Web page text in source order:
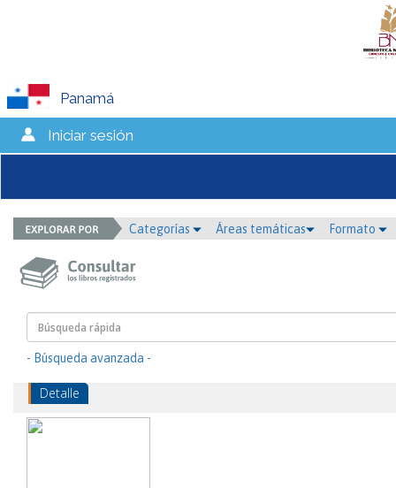
Panamá
Iniciar sesión
Categorías Áreas temáticas Formato
- Búsqueda avanzada -
Detalle